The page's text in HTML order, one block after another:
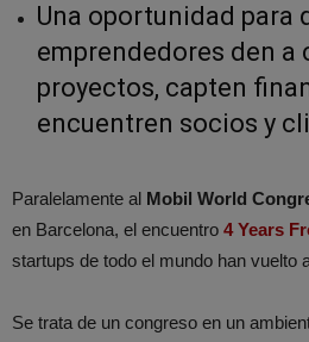
Una oportunidad para
emprendedores den a
proyectos, capten
encuentren socios y
Paralelamente al Mobil World
en Barcelona, el encuentro 4 Years
startups de todo el mundo han vuelto
Se trata de un congreso en un